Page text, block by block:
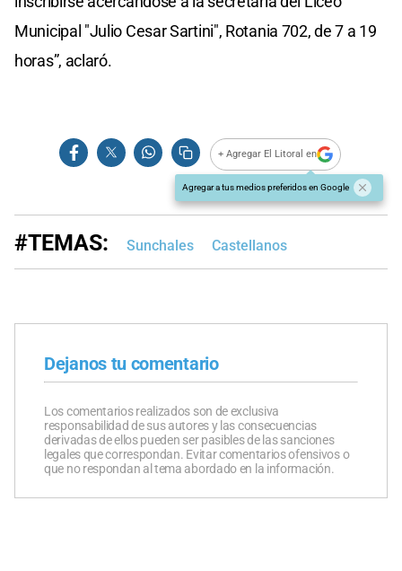
Municipal "Julio Cesar Sartini", Rotania 702, de 7 a 19
horas”, aclaró.
+ Agregar El Litoral en
Agregar a tus medios preferidos en Google
#TEMAS: Sunchales Castellanos
Dejanos tu comentario
Los comentarios realizados son de exclusiva
responsabilidad de sus autores y las consecuencias
derivadas de ellos pueden ser pasibles de las sanciones
legales que correspondan. Evitar comentarios ofensivos o
que no respondan al tema abordado en la información.